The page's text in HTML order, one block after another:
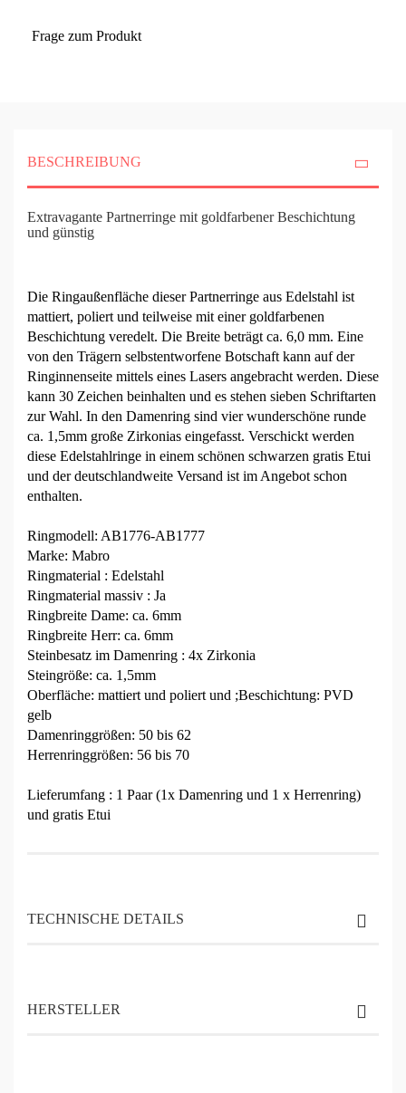
Frage zum Produkt
BESCHREIBUNG
Extravagante Partnerringe mit goldfarbener Beschichtung
und günstig
Die Ringaußenfläche dieser Partnerringe aus Edelstahl ist
mattiert, poliert und teilweise mit einer goldfarbenen
Beschichtung veredelt. Die Breite beträgt ca. 6,0 mm. Eine
von den Trägern selbstentworfene Botschaft kann auf der
Ringinnenseite mittels eines Lasers angebracht werden. Diese
kann 30 Zeichen beinhalten und es stehen sieben Schriftarten
zur Wahl. In den Damenring sind vier wunderschöne runde
ca. 1,5mm große Zirkonias eingefasst. Verschickt werden
diese Edelstahlringe in einem schönen schwarzen gratis Etui
und der deutschlandweite Versand ist im Angebot schon
enthalten.
Ringmodell: AB1776-AB1777
Marke: Mabro
Ringmaterial : Edelstahl
Ringmaterial massiv : Ja
Ringbreite Dame: ca. 6mm
Ringbreite Herr: ca. 6mm
Steinbesatz im Damenring : 4x Zirkonia
Steingröße: ca. 1,5mm
Oberfläche: mattiert und poliert und ;Beschichtung: PVD
gelb
Damenringgrößen: 50 bis 62
Herrenringgrößen: 56 bis 70
Lieferumfang : 1 Paar (1x Damenring und 1 x Herrenring)
und gratis Etui
TECHNISCHE DETAILS
HERSTELLER